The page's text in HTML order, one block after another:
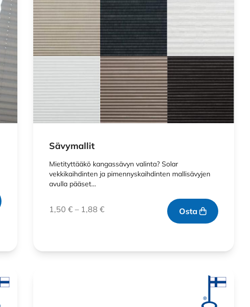
Sävymallit
Mietityttääkö kangassävyn valinta? Solar
vekkikaihdinten ja pimennyskaihdinten mallisävyjen
avulla pääset…
1,50 €– 1,88 € Osta